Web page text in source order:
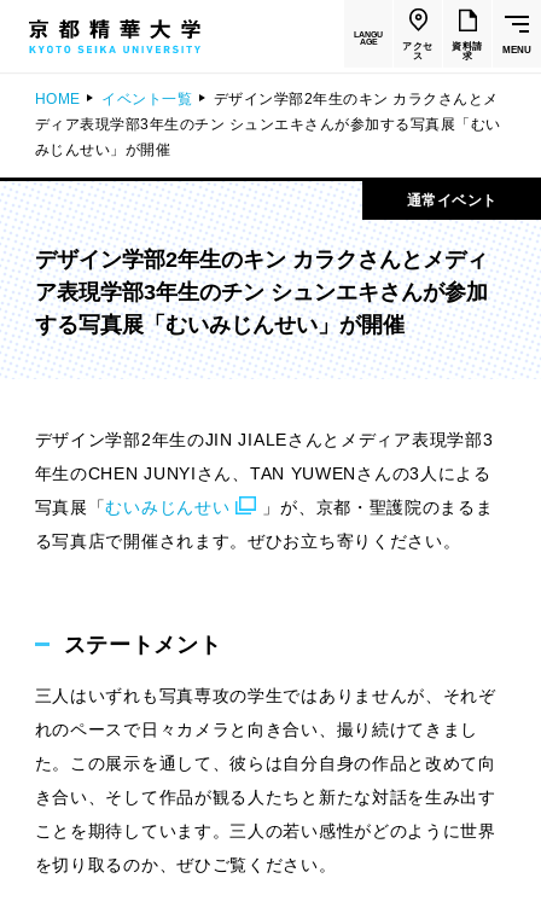
LANGU
AGE
アクセ
ス
資料請
求
MENU
HOME イベント一覧
デザイン学部2年生のキン カラクさんとメ
ディア表現学部3年生のチン シュンエキさんが参加する写真展「むい
みじんせい」が開催
通常イベント
デザイン学部2年生のキン カラクさんとメディ
ア表現学部3年生のチン シュンエキさんが参加
する写真展「むいみじんせい」が開催
デザイン学部2年生のJIN JIALEさんとメディア表現学部3
年生のCHEN JUNYIさん、TAN YUWENさんの3人による
写真展「むいみじんせい 」が、 京都・聖護院のまるま
る写真店で開催されます。ぜひお立ち寄りください。
ステートメント
三人はいずれも写真専攻の学生ではありませんが、それぞ
れのペースで日々カメラと向き合い、撮り続けてきまし
た。この展示を通して、彼らは自分自身の作品と改めて向
き合い、そして作品が観る人たちと新たな対話を生み出す
ことを期待しています。三人の若い感性がどのように世界
を切り取るのか、ぜひご覧ください。